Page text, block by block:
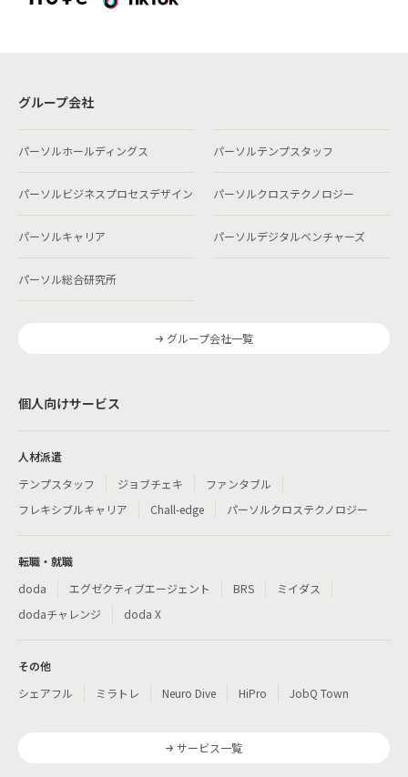
グループ会社
パーソルホールディングス パーソルテンプスタッフ
パーソルビジネスプロセスデザイン パーソルクロステクノロジー
パーソルキャリア パーソルデジタルベンチャーズ
パーソル総合研究所
グループ会社一覧
個人向けサービス
人材派遣
テンプスタッフ
ジョブチェキ
ファンタブル
フレキシブルキャリア
Chall-edge パーソルクロステクノロジー
転職・就職
doda
エグゼクティブエージェント BRS
ミイダス
dodaチャレンジ
doda X
その他
シェアフル
ミラトレ Neuro Dive HiPro JobQ Town
サービス一覧